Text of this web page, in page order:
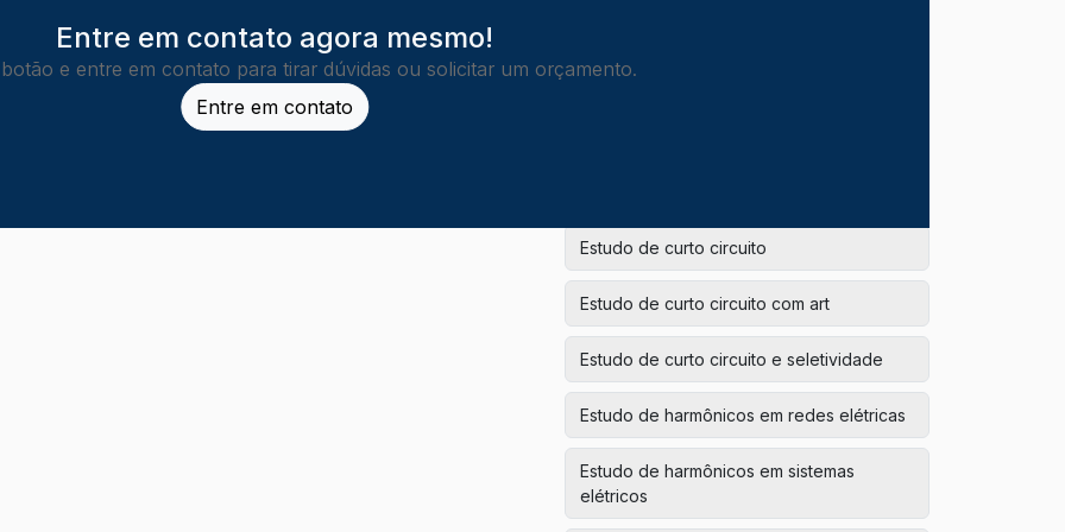
Entre em contato agora mesmo!
e entre em contato para tirar dúvidas ou solicitar um orçamento.
Entre em contato
Estudo de curto circuito
Estudo de curto circuito com art
Estudo de curto circuito e seletividade
Estudo de harmônicos em redes elétricas
Estudo de harmônicos em sistemas
elétricos